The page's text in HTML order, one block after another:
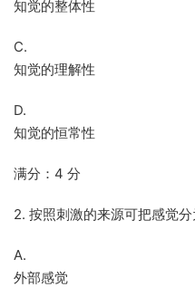
知觉的整体性
C.
知觉的理解性
D.
知觉的恒常性
满分：4 分
2. 按照刺激的来源可把感觉分
A.
外部感觉